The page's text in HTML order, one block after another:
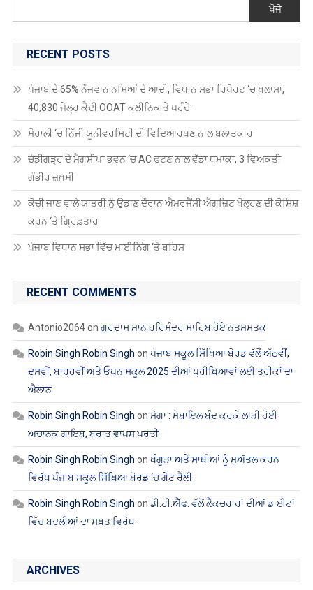
RECENT POSTS
ਪੰਜਾਬ ਦੇ 65% ਨੌਜਵਾਨ ਨਸ਼ਿਆਂ ਦੇ ਆਦੀ, ਵਿਧਾਨ ਸਭਾ ਰਿਪੋਰਟ ‘ਚ ਖੁਲਾਸਾ,
ਮੋਹਾਲੀ ‘ਚ ਨਿੱਜੀ ਯੂਨੀਵਰਸਿਟੀ ਦੀ ਵਿਦਿਆਰਥਣ ਨਾਲ ਬਲਾਤਕਾਰ
ਚੰਡੀਗੜ੍ਹ ਦੇ ਮੈਗਸੀਪਾ ਭਵਨ ‘ਚ AC ਫਟਣ ਨਾਲ ਵੱਡਾ ਧਮਾਕਾ, 3 ਵਿਅਕਤੀ
ਕੋਚੀ ਜਾਣ ਵਾਲੇ ਯਾਤਰੀ ਨੂੰ ਉਡਾਣ ਦੌਰਾਨ ਐਮਰਜੈਂਸੀ ਐਗਜ਼ਿਟ ਖੋਲ੍ਹਣ ਦੀ ਕੋਸ਼ਿਸ਼
ਪੰਜਾਬ ਵਿਧਾਨ ਸਭਾ ਵਿੱਚ ਮਾਈਨਿੰਗ ‘ਤੇ ਬਹਿਸ
Antonio2064onਗੁਰਦਾਸ ਮਾਨ ਹਰਿਮੰਦਰ ਸਾਹਿਬ ਹੋਏ ਨਤਮਸਤਕ
ਦਸਵੀਂ, ਬਾਰ੍ਹਵੀਂ ਅਤੇ ਓਪਨ ਸਕੂਲ 2025 ਦੀਆਂ ਪ੍ਰੀਖਿਆਵਾਂ ਲਈ ਤਰੀਕਾਂ ਦਾ
ਐਲਾਨ
Robin Singh Robin Singhon
ਮੋਗਾ : ਮੋਬਾਇਲ ਬੰਦ ਕਰਕੇ ਲਾੜੀ ਹੋਈ
Robin Singh Robin Singh
ਵਿਰੁੱਧ ਪੰਜਾਬ ਸਕੂਲ ਸਿੱਖਿਆ ਬੋਰਡ ‘ਚ ਗੇਟ ਰੈਲੀ
Robin Singh Robin Singh
ਡੀ.ਟੀ.ਐੱਫ. ਵੱਲੋਂ ਲੈਕਚਰਾਰਾਂ ਦੀਆਂ ਡਾਈਟਾਂ
ਵਿੱਚ ਬਦਲੀਆਂ ਦਾ ਸਖ਼ਤ ਵਿਰੋਧ
ਅਗਸਤ 2026